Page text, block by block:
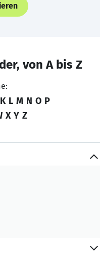
von A bis Z
K L M N O P
X Y Z